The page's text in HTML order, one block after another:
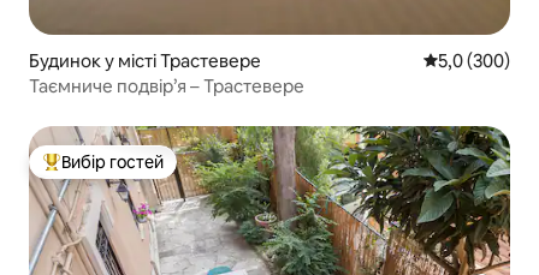
Будинок у місті Трастевере Середня
5,0 (300)
Таємниче подвір’я – Трастевере
Топ вибір гостей
Вибір гостей